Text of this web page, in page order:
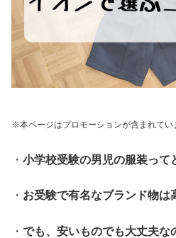
※本ページはプロモーションが含まれてい
・ 小学校受験の男児の服装って
・ お受験で有名なブランド物は
・ でも、安いものでも大丈夫な